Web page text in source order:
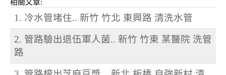
相關文章:
1. 冷水管堵住.. 新竹 竹北 東興路 清洗水管
2. 管路驗出退伍軍人菌.. 新竹 竹東 某醫院 洗管
路